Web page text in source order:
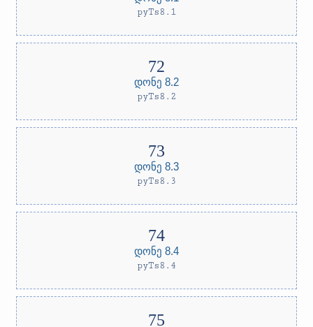
pyTs8.1
დონე 8.2
pyTs8.2
დონე 8.3
pyTs8.3
დონე 8.4
pyTs8.4